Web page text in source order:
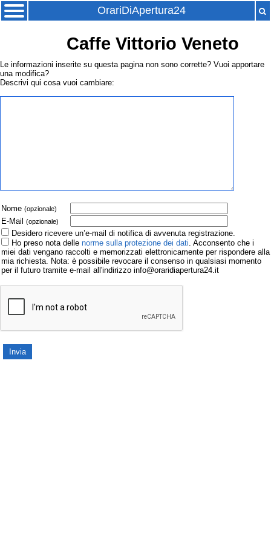
OrariDiApertura24
Caffe Vittorio Veneto
Le informazioni inserite su questa pagina non sono corrette? Vuoi apportare
una modifica?
Descrivi qui cosa vuoi cambiare:
Nome (opzionale)
E-Mail (opzionale)
Desidero ricevere un’e-mail di notifica di avvenuta registrazione.
Ho preso nota delle norme sulla protezione dei dati. Acconsento che i
miei dati vengano raccolti e memorizzati elettronicamente per rispondere alla
mia richiesta. Nota: è possibile revocare il consenso in qualsiasi momento
per il futuro tramite e-mail all'indirizzo info@oraridiapertura24.it